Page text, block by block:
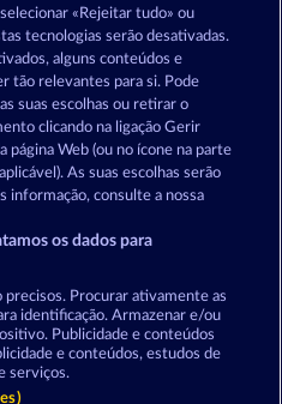
Lucky Pharaoh Wild
Condições
Marca
frequentes Facebook
de rescisão
«Rejeitar tudo» ou
tecnologias serão desativadas.
alguns conteúdos e
tão relevantes para si. Pode
suas escolhas ou retirar o
clicando na ligação Gerir
Web (ou no ícone na parte
As suas escolhas serão
informação, consulte a nossa
os dados para
precisos. Procurar ativamente as
identificação. Armazenar e/ou
Publicidade e conteúdos
e conteúdos, estudos de
serviços.